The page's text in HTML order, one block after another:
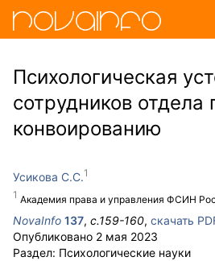
Психологическая
сотрудников отдела
конвоированию
Усикова С.С.
Академия права и управления ФСИН
NovaInfo 137, с.159-160, скачать
Опубликовано 2 мая 2023
Раздел: Психологические науки